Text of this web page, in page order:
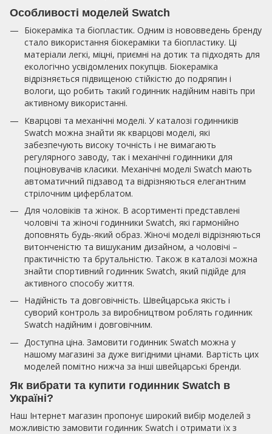
Особливості моделей Swatch
Біокераміка та біопластик. Одним із нововведень бренду
стало використання біокераміки та біопластику. Ці
матеріали легкі, міцні, приємні на дотик та підходять для
екологічно усвідомлених покупців. Біокераміка
відрізняється підвищеною стійкістю до подряпин і
вологи, що робить такий годинник надійним навіть при
активному використанні.
Кварцові та механічні моделі. У каталозі годинників
Swatch можна знайти як кварцові моделі, які
забезпечують високу точність і не вимагають
регулярного заводу, так і механічні годинники для
поціновувачів класики. Механічні моделі Swatch мають
автоматичний підзавод та відрізняються елегантним
стрілочним циферблатом.
Для чоловіків та жінок. В асортименті представлені
чоловічі та жіночі годинники Swatch, які гармонійно
доповнять будь-який образ. Жіночі моделі відрізняються
витонченістю та вишуканим дизайном, а чоловічі –
практичністю та брутальністю. Також в каталозі можна
знайти спортивний годинник Swatch, який підійде для
активного способу життя.
Надійність та довговічність. Швейцарська якість і
суворий контроль за виробництвом роблять годинник
Swatch надійним і довговічним.
Доступна ціна. Замовити годинник Swatch можна у
нашому магазині за дуже вигідними цінами. Вартість цих
моделей помітно нижча за інші швейцарські бренди.
Як вибрати та купити годинник Swatch в
Україні?
Наш Інтернет магазин пропонує широкий вибір моделей з
можливістю замовити годинник Swatch і отримати їх з